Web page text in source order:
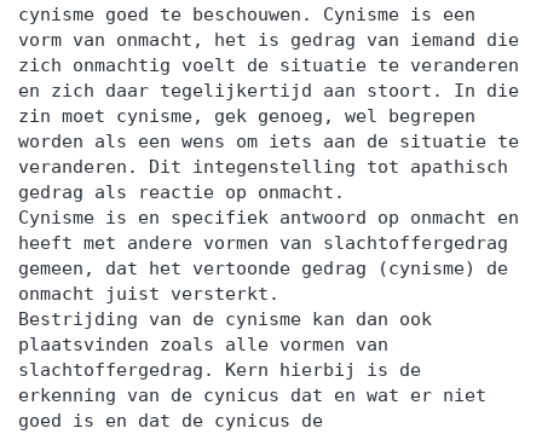
cynisme goed te beschouwen. Cynisme is een
vorm van onmacht, het is gedrag van iemand die
zich onmachtig voelt de situatie te veranderen
en zich daar tegelijkertijd aan stoort. In die
zin moet cynisme, gek genoeg, wel begrepen
worden als een wens om iets aan de situatie te
veranderen. Dit integenstelling tot apathisch
gedrag als reactie op onmacht.
Cynisme is en specifiek antwoord op onmacht en
heeft met andere vormen van slachtoffergedrag
gemeen, dat het vertoonde gedrag (cynisme) de
onmacht juist versterkt.
Bestrijding van de cynisme kan dan ook
plaatsvinden zoals alle vormen van
slachtoffergedrag. Kern hierbij is de
erkenning van de cynicus dat en wat er niet
goed is en dat de cynicus de